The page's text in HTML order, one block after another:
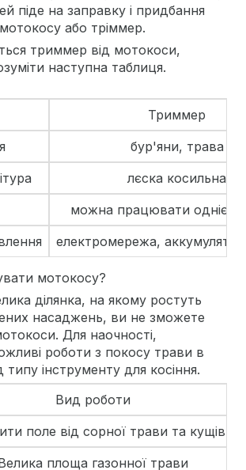
піде на заправку і придбання
або тріммер.
триммер від мотокоси,
наступна таблиця.
Триммер
бур'яни, трава
лєска косильна
можна працювати однією
електромережа,
мотокосу?
ділянка, на якому ростуть
насаджень, ви не зможете
Для наочності,
роботи з покосу трави в
типу інструменту для косіння.
Вид роботи
поле від сорної трави та кущів
площа газонної трави